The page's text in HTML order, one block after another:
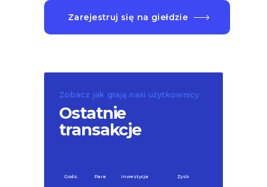
Zarejestruj się na giełdzie
Zobacz jak grają nasi użytkownicy
Ostatnie
transakcje
Godz. Para Inwestycja Zysk